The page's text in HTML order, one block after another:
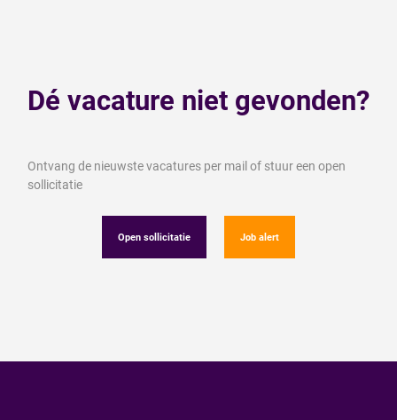
Dé vacature niet gevonden?
Ontvang de nieuwste vacatures per mail of stuur een open
sollicitatie
Open sollicitatie Job alert